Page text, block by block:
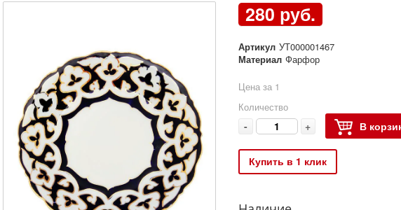
280 руб.
Артикул УТ000001467
Материал Фарфор
Цена за 1
Количество
- + В
Купить в 1 клик